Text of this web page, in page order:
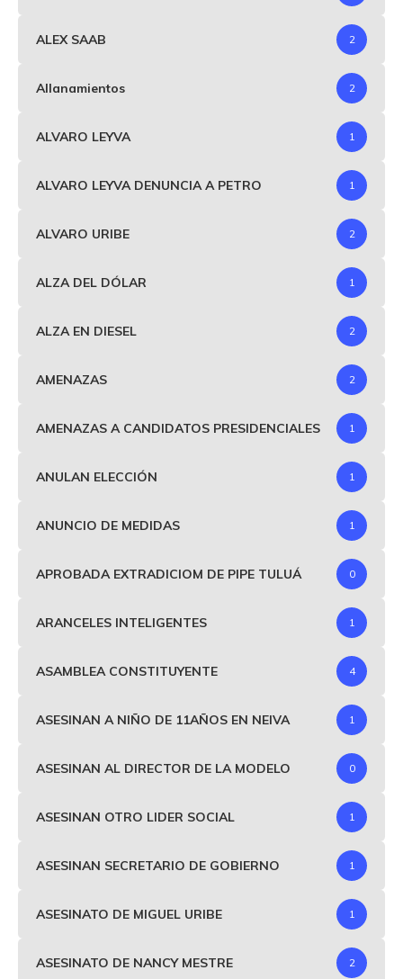
ALEX SAAB 2
Allanamientos 2
ALVARO LEYVA 1
ALVARO LEYVA DENUNCIA A PETRO 1
ALVARO URIBE 2
ALZA DEL DÓLAR 1
ALZA EN DIESEL 2
AMENAZAS 2
AMENAZAS A CANDIDATOS PRESIDENCIALES 1
ANULAN ELECCIÓN 1
ANUNCIO DE MEDIDAS 1
APROBADA EXTRADICIOM DE PIPE TULUÁ 0
ARANCELES INTELIGENTES 1
ASAMBLEA CONSTITUYENTE 4
ASESINAN A NIÑO DE 11AÑOS EN NEIVA 1
ASESINAN AL DIRECTOR DE LA MODELO 0
ASESINAN OTRO LIDER SOCIAL 1
ASESINAN SECRETARIO DE GOBIERNO 1
ASESINATO DE MIGUEL URIBE 1
ASESINATO DE NANCY MESTRE 2